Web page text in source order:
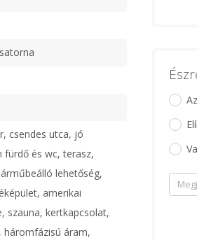
csendes utca, jó
fürdő és wc, terasz,
lehetőség,
amerikai
szauna, kertkapcsolat,
háromfázisú áram,